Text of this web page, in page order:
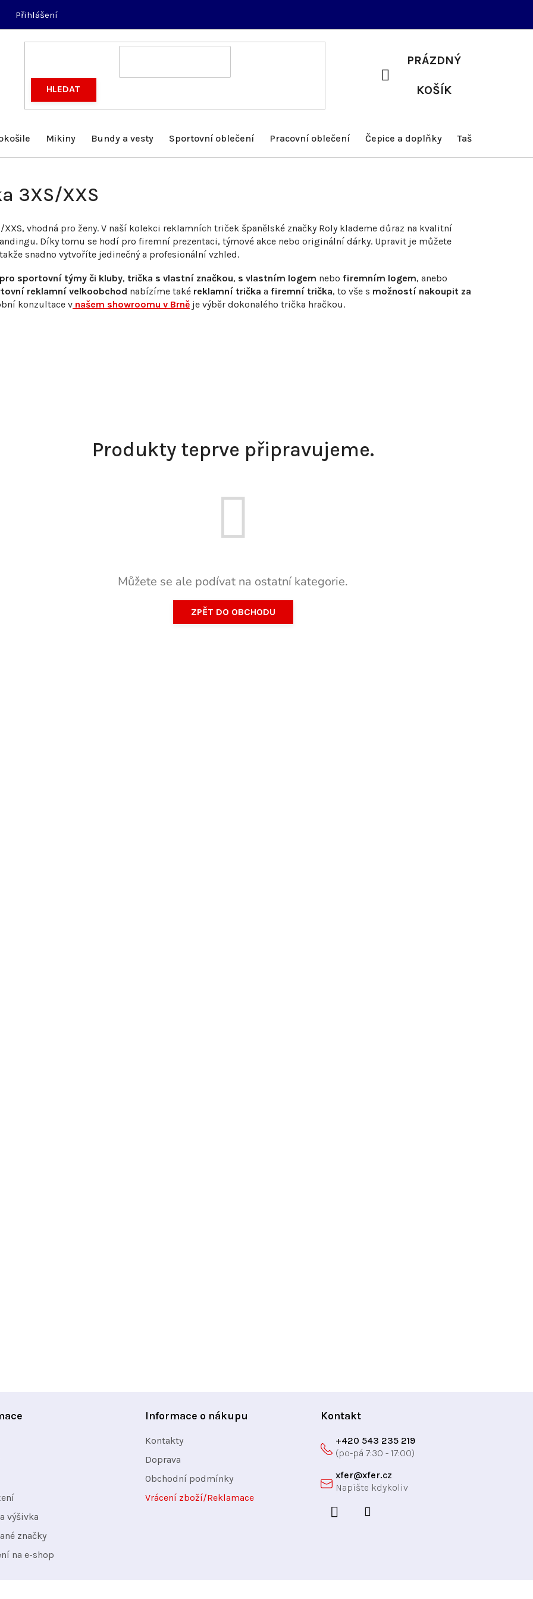
Přihlášení
HLEDAT NÁKUPNÍ
PRÁZDNÝ
KOŠÍK
Mikiny Bundy a vesty Sportovní oblečení Pracovní oblečení Čepice a doplňky Tašky a batohy
3XS/XXS
vhodná pro ženy. V naší kolekci reklamních triček španělské značky Roly klademe důraz na kvalitní
Díky tomu se hodí pro firemní prezentaci, týmové akce nebo originální dárky. Upravit je můžete
snadno vytvoříte jedinečný a profesionální vzhled.
pro sportovní týmy či kluby, trička s vlastní značkou, s vlastním logem nebo firemním logem, anebo
reklamní velkoobchod nabízíme také reklamní trička a firemní trička, to vše s možností nakoupit za
konzultace v našem showroomu v Brně je výběr dokonalého trička hračkou.
Produkty teprve připravujeme.
Můžete se ale podívat na ostatní kategorie.
ZPĚT DO OBCHODU
výšivka
značky
na e-shop
Informace o nákupu
Kontakty
Doprava
Obchodní podmínky
Vrácení zboží/Reklamace
Kontakt
xfer@xfer.cz
+420 543 235 219